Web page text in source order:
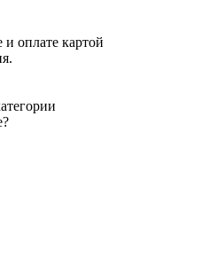
оплате картой